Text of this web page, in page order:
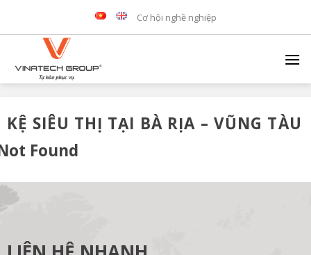
Cơ hội nghề nghiệp
KỆ SIÊU THỊ TẠI BÀ RỊA – VŨNG TÀU
Found